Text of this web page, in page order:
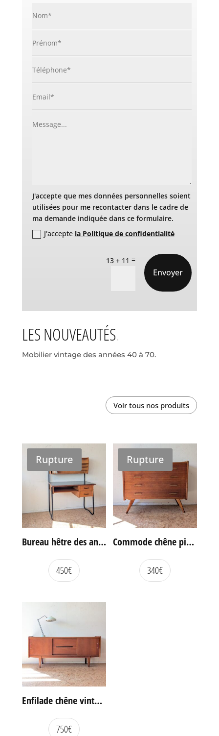
J'accepte que mes données personnelles soient
utilisées pour me recontacter dans le cadre de
ma demande indiquée dans ce formulaire.
J'accepte la Politique de confidentialité
13 + 11 =
Envoyer
LES NOUVEAUTÉS
Mobilier vintage des années 40 à 70.
Voir tous nos produits
Rupture
Bureau hêtre des années 60
450€
Rupture
Commode chêne pieds compas vintage
340€
Enfilade chêne vintage portes coulissantes
750€